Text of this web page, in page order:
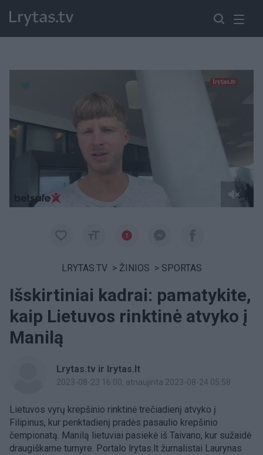
LRYTAS.TV > ŽINIOS > SPORTAS
Išskirtiniai kadrai: pamatykite,
kaip Lietuvos rinktinė atvyko į
Manilą
Lrytas.tv ir lrytas.lt
2023-08-23 16:00, atnaujinta 2023-08-24 05:58
Lietuvos vyrų krepšinio rinktinė trečiadienį atvyko į
Filipinus, kur penktadienį pradės pasaulio krepšinio
čempionatą. Manilą lietuviai pasiekė iš Taivano, kur sužaidė
draugiškame turnyre. Portalo lrytas.lt žurnalistai Laurynas